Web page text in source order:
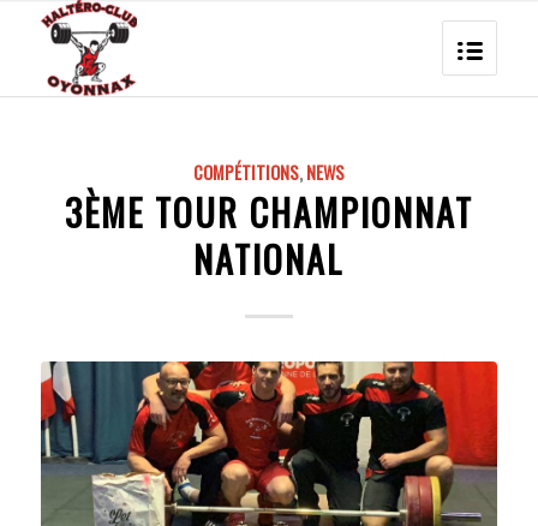
COMPÉTITIONS,NEWS
3ÈME TOUR CHAMPIONNAT
NATIONAL